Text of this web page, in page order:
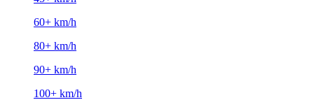
60+ km/h
80+ km/h
90+ km/h
100+ km/h